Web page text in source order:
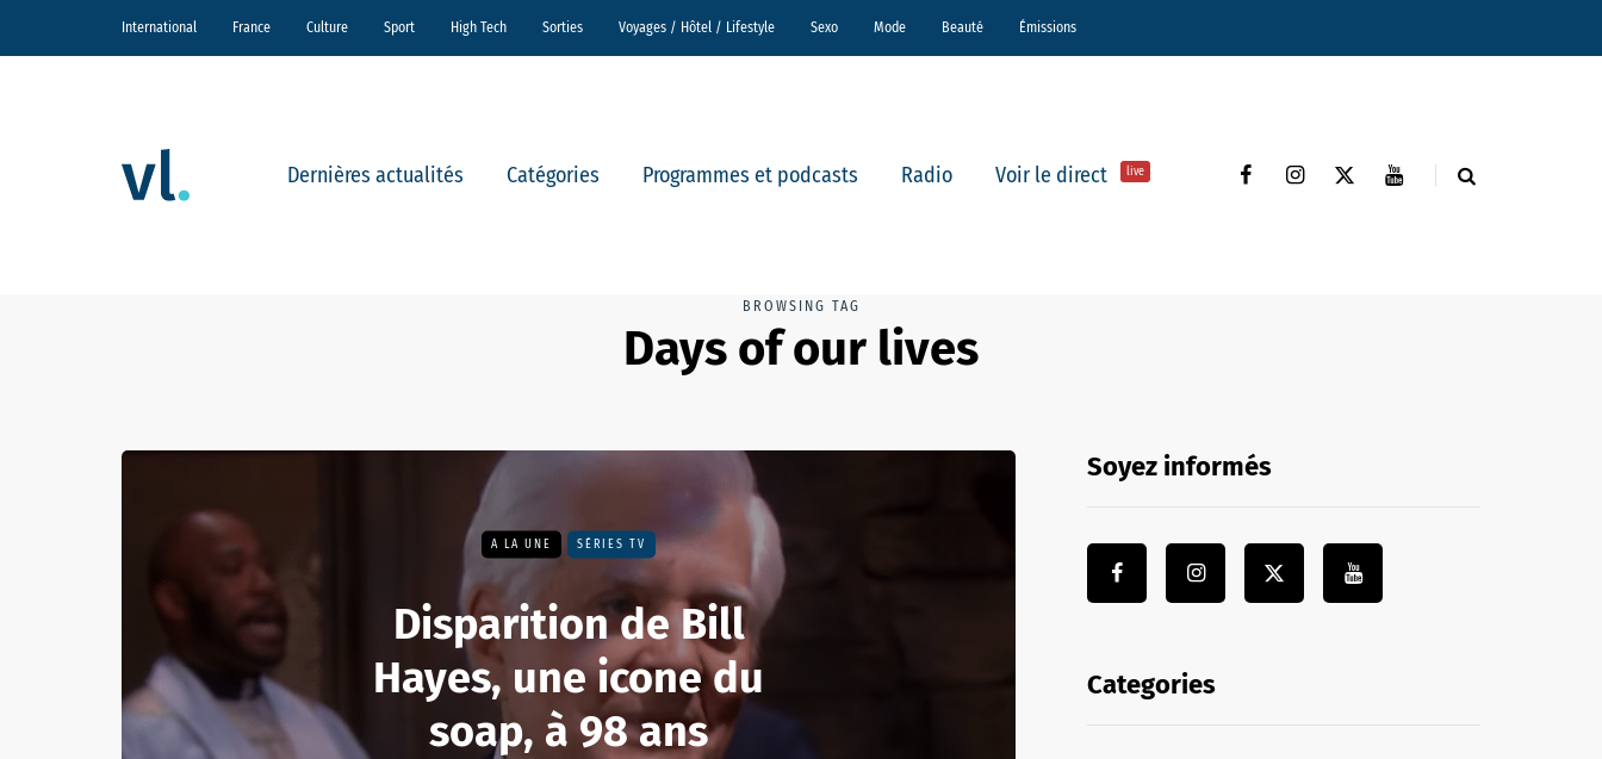
International France Culture Sport High Tech Sorties Voyages / Hôtel / Lifestyle Sexo Mode Beauté Émissions
Dernières actualités Catégories Programmes et podcasts Radio Voir le direct live
BROWSING TAG
Days of our lives
A LA UNE SÉRIES TV
Disparition de Bill
Hayes, une icone du
soap, à 98 ans
Soyez informés
Categories